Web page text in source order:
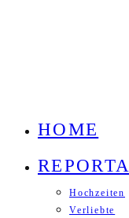
HOME
Hochzeiten
Verliebte